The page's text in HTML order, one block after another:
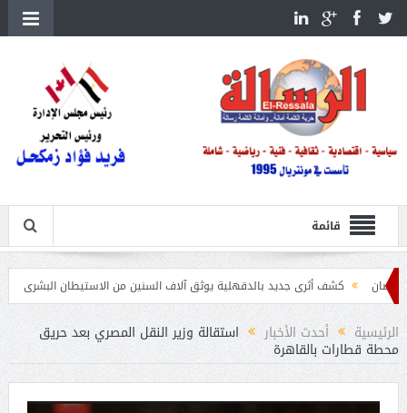
قائمة
كشف أثرى جديد بالدقهلية يوثق آلاف السنين من الاستيطان البشرى اتحاد الكرة يطلب
الرئيسية أحدث الأخبار استقالة وزير النقل المصري بعد حريق
محطة قطارات بالقاهرة